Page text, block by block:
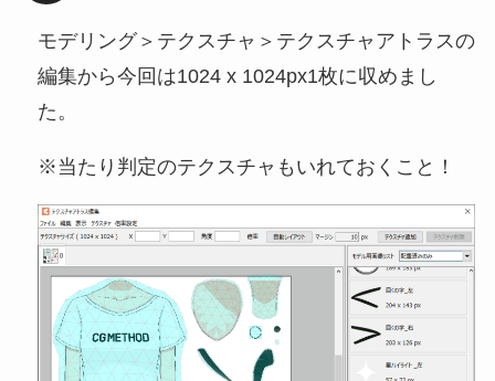
モデリング＞テクスチャ＞テクスチャアトラスの
編集から今回は1024 x 1024px1枚に収めまし
た。
※当たり判定のテクスチャもいれておくこと！